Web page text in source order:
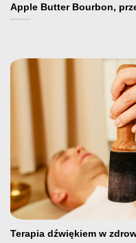
Apple Butter Bourbon,
Terapia dźwiękiem w